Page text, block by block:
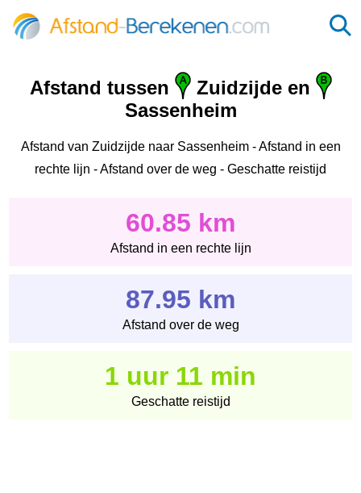
Afstand tussen
Zuidzijde en
Sassenheim
Afstand van Zuidzijde naar Sassenheim - Afstand in een
rechte lijn - Afstand over de weg - Geschatte reistijd
60.85 km
Afstand in een rechte lijn
87.95 km
Afstand over de weg
1 uur 11 min
Geschatte reistijd